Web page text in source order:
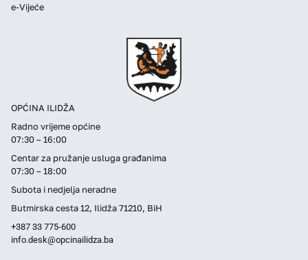
OPĆINA ILIDŽA
Radno vrijeme općine
07:30 – 16:00
Centar za pružanje usluga građanima
07:30 – 18:00
Subota i nedjelja neradne
Butmirska cesta 12, Ilidža 71210, BiH
+387 33 775-600
info.desk@opcinailidza.ba
e-Vijeće